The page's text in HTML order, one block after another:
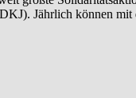
Jährlich können